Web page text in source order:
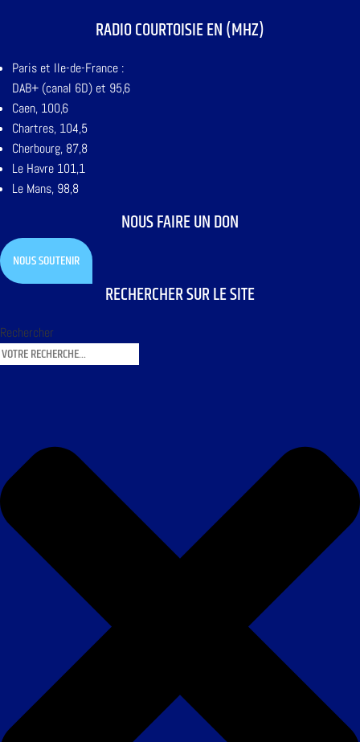
RADIO COURTOISIE EN (MHZ)
Paris et Ile-de-France :
DAB+ (canal 6D) et 95,6
Caen, 100,6
Chartres, 104,5
Cherbourg, 87,8
Le Havre 101,1
Le Mans, 98,8
NOUS FAIRE UN DON
NOUS SOUTENIR
RECHERCHER SUR LE SITE
Rechercher